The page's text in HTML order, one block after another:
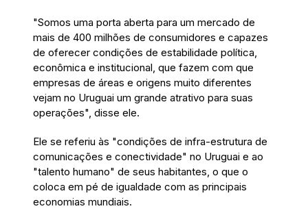
"Somos uma porta aberta para um mercado de
mais de 400 milhões de consumidores e capazes
de oferecer condições de estabilidade política,
econômica e institucional, que fazem com que
empresas de áreas e origens muito diferentes
vejam no Uruguai um grande atrativo para suas
operações", disse ele.
Ele se referiu às "condições de infra-estrutura de
comunicações e conectividade" no Uruguai e ao
"talento humano" de seus habitantes, o que o
coloca em pé de igualdade com as principais
economias mundiais.